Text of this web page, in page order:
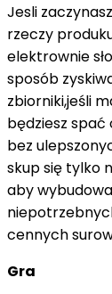
Jesli
rzeczy
elektrownie
sposób
zbiorniki,jeśli
będziesz spać
bez
skup się tylko
aby
cennych
Gra